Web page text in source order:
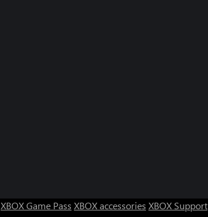
XBOX Game Pass XBOX accessories XBOX Support